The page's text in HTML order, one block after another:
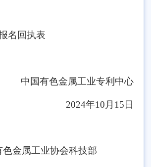
名回执表
中国有色金属工业专利中心
2024年10月15日
金属工业协会科技部